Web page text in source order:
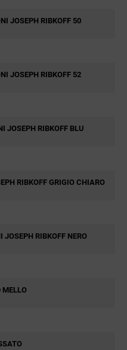
JOSEPH RIBKOFF 50
JOSEPH RIBKOFF 52
JOSEPH RIBKOFF BLU
RIBKOFF GRIGIO CHIARO
RIBKOFF NERO
MELLO